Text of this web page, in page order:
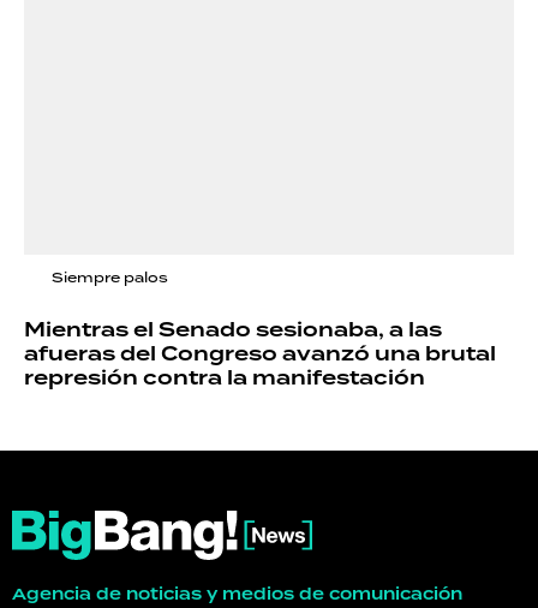
Siempre palos
Mientras el Senado sesionaba, a las
afueras del Congreso avanzó una brutal
represión contra la manifestación
Agencia de noticias y medios de comunicación